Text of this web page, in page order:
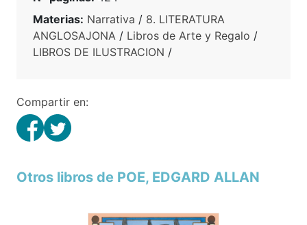
Materias: Narrativa / 8. LITERATURA
ANGLOSAJONA / Libros de Arte y Regalo /
LIBROS DE ILUSTRACION /
Compartir en:
Otros libros de POE, EDGARD ALLAN